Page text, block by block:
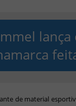
lança
de material